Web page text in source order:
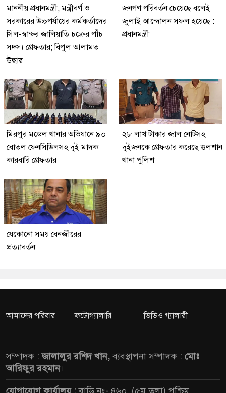
মাননীয় প্রধানমন্ত্রী, মন্ত্রীবর্গ ও
সরকারের উচ্চপর্যায়ের কর্মকর্তাদের
সিল-স্বাক্ষর জালিয়াতি চক্রের পাঁচ
সদস্য গ্রেফতার; বিপুল আলামত
উদ্ধার
জনগণ পরিবর্তন চেয়েছে বলেই
জুলাই আন্দোলন সফল হয়েছে :
প্রধানমন্ত্রী
মিরপুর মডেল থানার অভিযানে ৯০
বোতল ফেনসিডিলসহ দুই মাদক
কারবারি গ্রেফতার
২৮ লাখ টাকার জাল নোটসহ
দুইজনকে গ্রেফতার করেছে গুলশান
থানা পুলিশ
যেকোনো সময় বেনজীরের
প্রত্যাবর্তন
আমাদের পরিবার ফটোগ্যালারি ভিডিও গ্যালারী
সম্পাদক :জালালুর রশিদ খান,ব্যবস্থাপনা সম্পাদক : মোঃ
আরিফুর রহমান।